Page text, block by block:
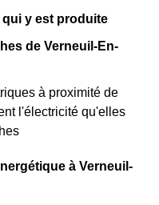
qui y est produite
de Verneuil-En-
à proximité de
l'électricité qu'elles
à Verneuil-